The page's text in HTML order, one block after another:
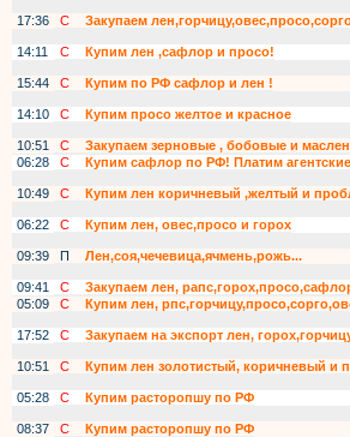
17:36
С
Закупаем
14:11
С
Купим лен ,сафлор и просо!
15:44
С
Купим по РФ сафлор и лен !
14:10
С
Купим просо желтое и красное
10:51
С
Закупаем зерновые , бобовые и
06:28
С
Купим сафлор по РФ! Платим
10:49
С
Купим лен коричневый ,желтый и
06:22
С
Купим лен, овес,просо и горох
09:39
П
Лен,соя,чечевица,ячмень,рожь...
09:41
С
Закупаем лен,
05:09
С
Купим лен,
17:52
С
Закупаем на экспорт лен,
10:51
С
Купим лен золотистый, коричневый и
05:28
С
Купим расторопшу по РФ
08:37
С
Купим расторопшу по РФ